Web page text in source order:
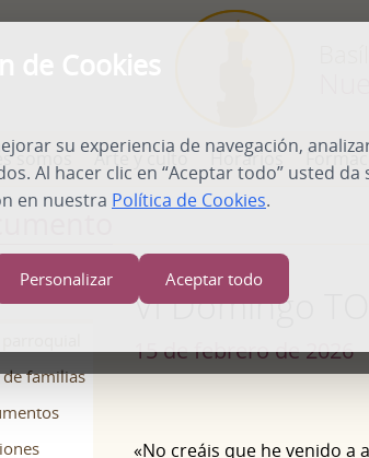
su experiencia de navegación,
Al hacer clic en “Aceptar todo” usted
en nuestra Política de Cookies.
Personalizar Aceptar todo
somos Arte y culto Horarios
Documento
familias
VI Domingo TO
15 de febrero de 2026
«No creáis que he venido a